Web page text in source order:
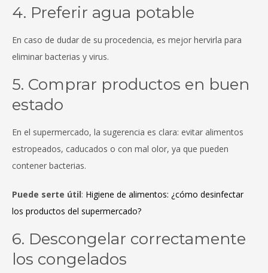
4. Preferir agua potable
En caso de dudar de su procedencia, es mejor hervirla para
eliminar bacterias y virus.
5. Comprar productos en buen
estado
En el supermercado, la sugerencia es clara: evitar alimentos
estropeados, caducados o con mal olor, ya que pueden
contener bacterias.
Puede serte útil: Higiene de alimentos: ¿cómo desinfectar
los productos del supermercado?
6. Descongelar correctamente
los congelados